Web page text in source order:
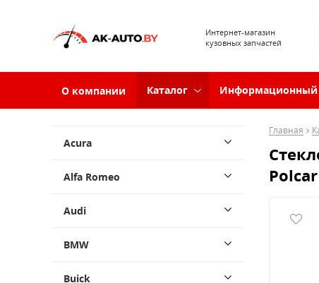
Интернет-магазин
кузовных запчастей
О компании Каталог Информационный
Acura
Alfa Romeo
Audi
BMW
Buick
Главная
Polcar